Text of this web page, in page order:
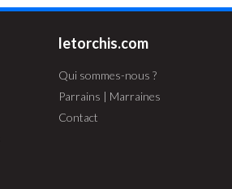
letorchis.com
Qui sommes-nous ?
Parrains | Marraines
Contact